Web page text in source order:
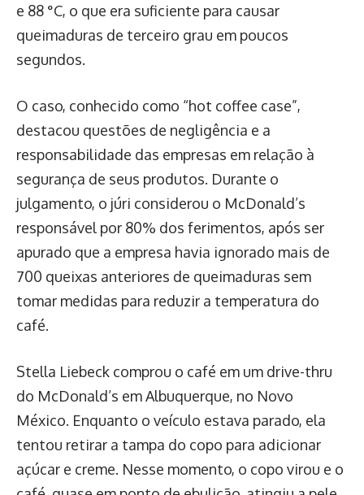
e 88 °C, o que era suficiente para causar
queimaduras de terceiro grau em poucos
segundos.
O caso, conhecido como “hot coffee case”,
destacou questões de negligência e a
responsabilidade das empresas em relação à
segurança de seus produtos. Durante o
julgamento, o júri considerou o McDonald’s
responsável por 80% dos ferimentos, após ser
apurado que a empresa havia ignorado mais de
700 queixas anteriores de queimaduras sem
tomar medidas para reduzir a temperatura do
café.
Stella Liebeck comprou o café em um drive-thru
do McDonald’s em Albuquerque, no Novo
México. Enquanto o veículo estava parado, ela
tentou retirar a tampa do copo para adicionar
açúcar e creme. Nesse momento, o copo virou e o